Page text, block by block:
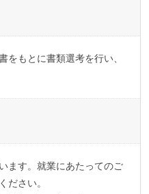
をもとに書類選考を行い、
ます。就業にあたってのご
ださい。